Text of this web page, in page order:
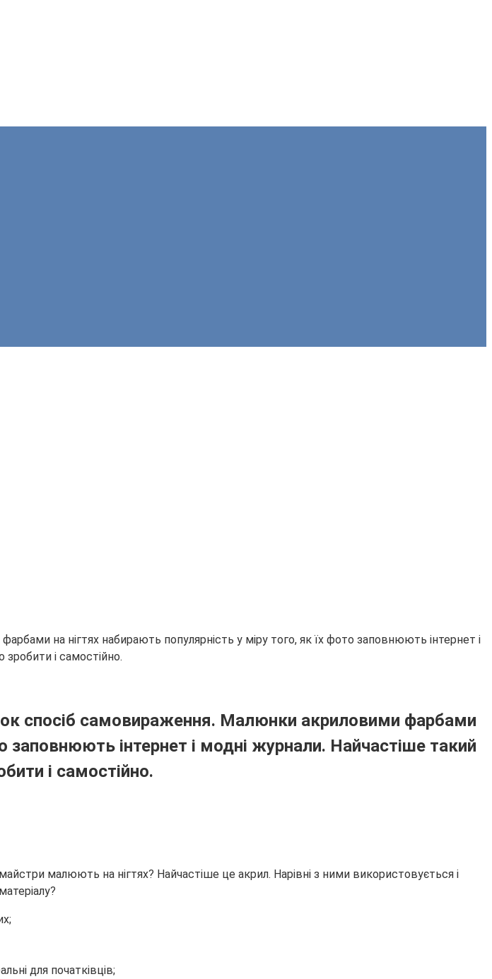
на нігтях набирають популярність у міру того, як їх фото заповнюють інтернет і
і самостійно.
спосіб самовираження. Малюнки акриловими фарбами
заповнюють інтернет і модні журнали. Найчастіше такий
і самостійно.
малюють на нігтях? Найчастіше це акрил. Нарівні з ними використовується і
для початківців;